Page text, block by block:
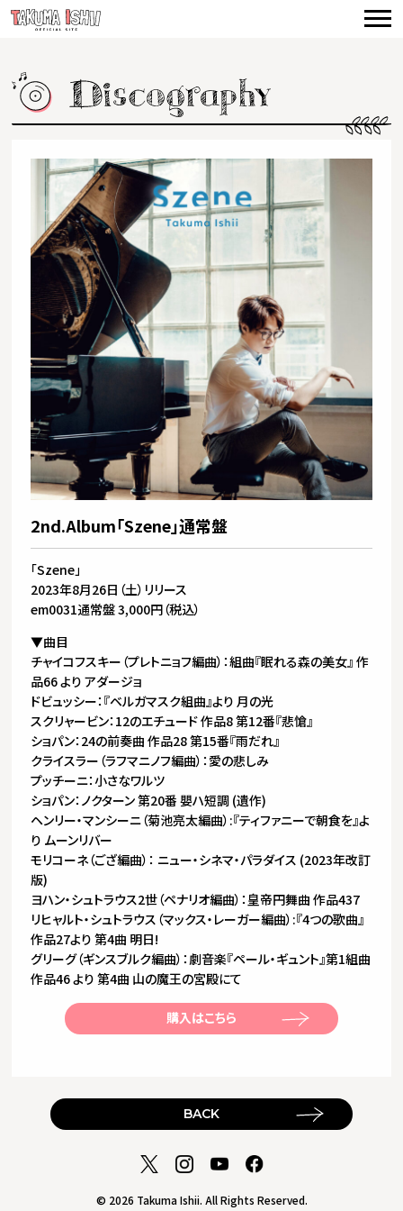
CONCERTS
BIOGRAPHY
DISCOGRAPHY
PRODUCE
2nd.Album「Szene」通常盤
「Szene」
2023年8月26日（土）リリース
em0031通常盤 3,000円（税込）
▼曲目
チャイコフスキー（プレトニョフ編曲）：組曲『眠れる森の美女』 作
品66 より アダージョ
ドビュッシー：『ベルガマスク組曲』より 月の光
スクリャービン：12のエチュード 作品8 第12番『悲愴』
ショパン：24の前奏曲 作品28 第15番『雨だれ』
クライスラー（ラフマニノフ編曲）：愛の悲しみ
プッチーニ：小さなワルツ
ショパン：ノクターン 第20番 嬰ハ短調 (遺作)
ヘンリー・マンシーニ（菊池亮太編曲）:『ティファニーで朝食を』よ
り ムーンリバー
モリコーネ（ござ編曲）： ニュー・シネマ・パラダイス (2023年改訂
版)
ヨハン・シュトラウス2世（ペナリオ編曲）：皇帝円舞曲 作品437
リヒャルト・シュトラウス（マックス・レーガー編曲）:『4つの歌曲』
作品27より 第4曲 明日!
グリーグ（ギンスブルク編曲）：劇音楽『ペール・ギュント』第1組曲
作品46 より 第4曲 山の魔王の宮殿にて
購入はこちら
BACK
© 2026 Takuma Ishii. All Rights Reserved.